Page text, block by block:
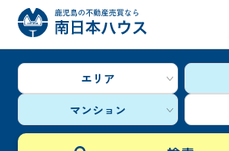
エリア
マンション